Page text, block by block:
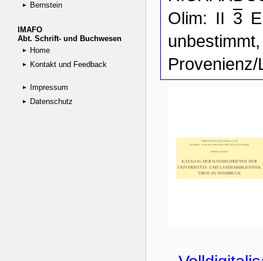
Bernstein
IMAFO
Abt. Schrift- und Buchwesen
Home
Kontakt und Feedback
Impressum
Datenschutz